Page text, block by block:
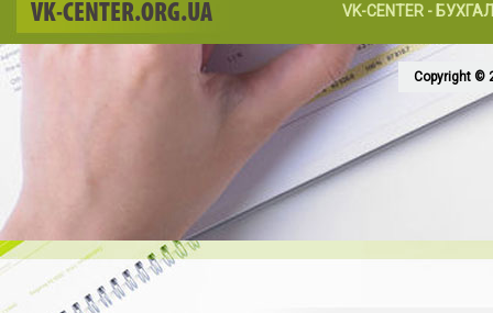
VK-CENTER.ORG.UA VK-CENTER -
Copyright ©